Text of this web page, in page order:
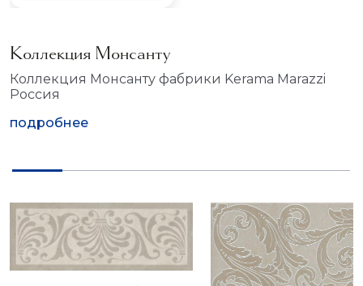
Коллекция Монсанту
Коллекция Монсанту фабрики Kerama Marazzi
Россия
подробнее